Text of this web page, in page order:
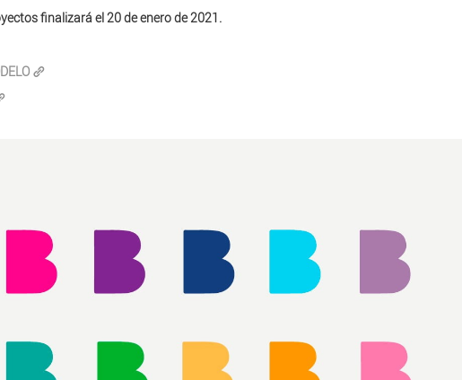
finalizará el 20 de enero de 2021.